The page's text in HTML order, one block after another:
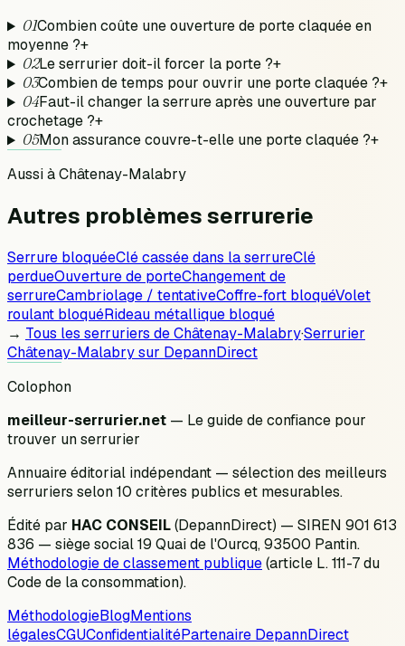
01Combien coûte une ouverture de porte claquée en
moyenne ?+
02Le serrurier doit-il forcer la porte ?+
03Combien de temps pour ouvrir une porte claquée ?+
04Faut-il changer la serrure après une ouverture par
crochetage ?+
05Mon assurance couvre-t-elle une porte claquée ?+
Aussi àChâtenay-Malabry
Autres problèmesserrurerie
Serrure bloquéeClé cassée dans la serrureClé
perdueOuverture de porteChangement de
serrureCambriolage / tentativeCoffre-fort bloquéVolet
roulant bloquéRideau métallique bloqué
→ Tous les serruriers deChâtenay-Malabry·Serrurier
Châtenay-Malabrysur DepannDirect
Colophon
meilleur-serrurier.net — Le guide de confiance pour
trouver un serrurier
Annuaire éditorial indépendant — sélection des meilleurs
serruriers selon 10 critères publics et mesurables.
Édité par HAC CONSEIL(DepannDirect) — SIREN 901 613
836 — siège social 19 Quai de l'Ourcq, 93500 Pantin.
Méthodologie de classement publique(article L. 111-7 du
Code de la consommation).
MéthodologieBlogMentions
légalesCGUConfidentialitéPartenaire DepannDirect